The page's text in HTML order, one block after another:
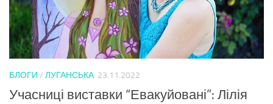
БЛОГИ / ЛУГАНСЬКА 23.11.2022
Учасниці виставки “Евакуйовані”: Лілія